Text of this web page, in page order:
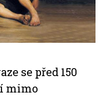
se před 150
mimo